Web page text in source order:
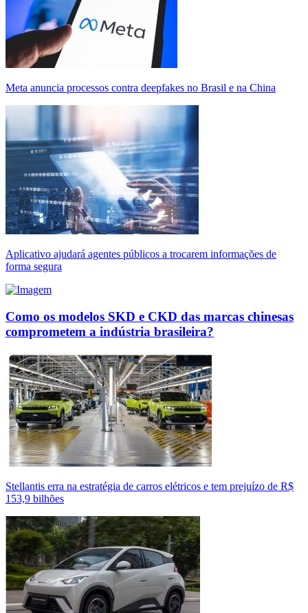
Meta anuncia processos contra deepfakes no Brasil e na China
Aplicativo ajudará agentes públicos a trocarem informações de
forma segura
Como os modelos SKD e CKD das marcas chinesas
comprometem a indústria brasileira?
Stellantis erra na estratégia de carros elétricos e tem prejuízo de R$
153,9 bilhões